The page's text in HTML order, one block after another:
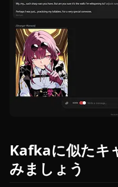
Kafkaに似たキ
みましょう